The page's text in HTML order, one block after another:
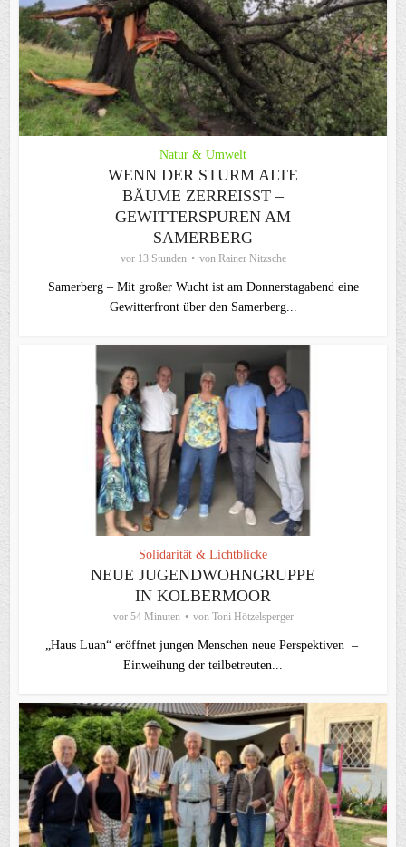
Natur & Umwelt
WENN DER STURM ALTE
BÄUME ZERREISST – G
EWITTERSPUREN AM S
AMERBERG
vor 13 Stunden von Rainer Nitzsche
Samerberg – Mit großer Wucht ist am Donnerstagabend eine
Gewitterfront über den Samerberg...
Solidarität & Lichtblicke
NEUE JUGENDWOHNGRUPPE
IN KOLBERMOOR
vor 54 Minuten von Toni Hötzelsperger
„Haus Luan“ eröffnet jungen Menschen neue Perspektiven –
Einweihung der teilbetreuten...